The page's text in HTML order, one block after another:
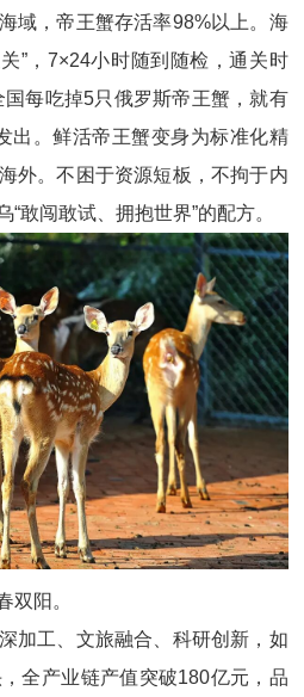
域，帝王蟹存活率98%以上。海
”，7×24小时随到随检，通关时
每吃掉5只俄罗斯帝王蟹，就有
出。鲜活帝王蟹变身为标准化精
外。不困于资源短板，不拘于内
闯敢试、拥抱世界”的配方。
双阳。
加工、文旅融合、科研创新，如
全产业链产值突破180亿元，品